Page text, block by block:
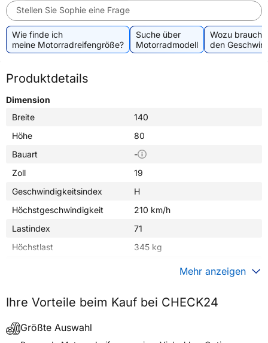
Stellen Sie Sophie eine Frage
Wie finde ich
meine Motorradreifengröße?
Suche über
Motorradmodell
Wozu
den
Produktdetails
Dimension
Breite
140
Höhe
80
Bauart
-
Zoll
19
Geschwindigkeitsindex
H
Höchstgeschwindigkeit
210 km/h
Lastindex
71
Höchstlast
345 kg
Fahrzeugtyp
Motorrad
Verwendung
Mehr anzeigen
Ihre Vorteile beim Kauf bei CHECK24
Größte Auswahl